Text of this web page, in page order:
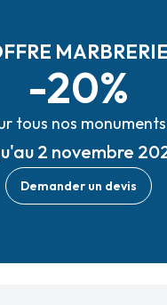
MARBRERIE
-20%
tous nos monuments
2 novembre
Demander un devis